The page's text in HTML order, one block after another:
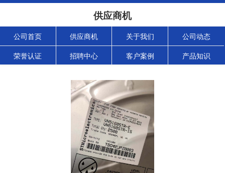
供应商机
公司首页 供应商机 关于我们 公司动态
荣誉认证 招聘中心 客户案例 产品知识